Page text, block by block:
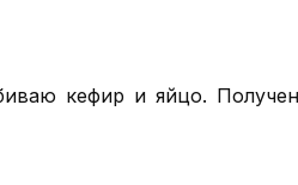
кефир и яйцо.